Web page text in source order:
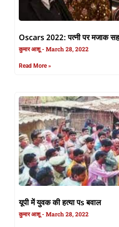
Oscars 2022: पत्नी पर मजाक
कुमार आशू March 28, 2022
Read More »
यूपी में युवक की हत्या पs बवाल
कुमार आशू March 28, 2022